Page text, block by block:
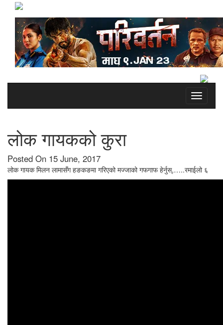
Toggle
लोक गायकको कुरा
Posted On 15 June, 2017
लोक गायक मिलन लामासँग हङकङमा गरिएको मज्जाको गफगाफ हेर्नुस्,…..रमाईलो ६